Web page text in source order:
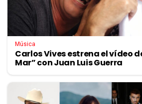
Música
Carlos Vives estrena el vídeo
Mar” con Juan Luis Guerra